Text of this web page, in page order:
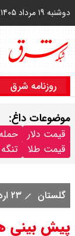
دوشنبه ۱۹ مرداد ۱۴۰۵
روزنامه شرق
موضوعات داغ:
قیمت دلار
قیمت طلا
گلستان ۲۳ اردیبهشت ۱۴۰۵